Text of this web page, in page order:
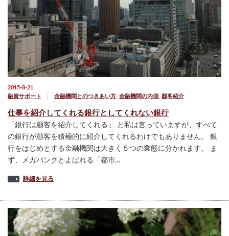
2015-8-21
融資サポート
金融機関とのつきあい方, 金融機関の内側, 顧客紹介
仕事を紹介してくれる銀行としてくれない銀行
「銀行は顧客を紹介してくれる」 と私は言っていますが、すべて
の銀行が顧客を積極的に紹介してくれるわけでもありません。 銀
行をはじめとする金融機関は大きく５つの業態に分かれます。 ま
ず、メガバンクとよばれる「都市…
詳細を見る